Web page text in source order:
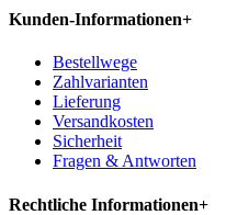
Kunden-Informationen+
Bestellwege
Zahlvarianten
Lieferung
Versandkosten
Sicherheit
Fragen & Antworten
Rechtliche Informationen+